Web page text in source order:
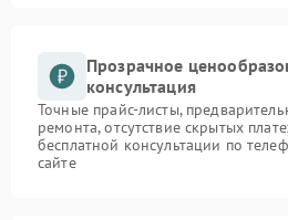
Прозрачное
консультация
Точные прайс-листы,
ремонта, отсутствие скрытых
бесплатной консультации по
сайте